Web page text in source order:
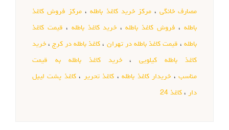
مصارف خانگی ،مرکز خرید کاغذ باطله، مرکز فروش کاغذ
باطله، فروش کاغذ باطله، خرید کاغذ باطله ، قیمت کاغذ
باطله، قیمت کاغذ باطله در تهران ، کاغذ باطله در کرج، خرید
کاغذ باطله کیلویی،خرید کاغذ باطله به قیمت
مناسب، خریدار کاغذ باطله، کاغذ تحریر ،کاغذ پشت لیبل
دار ، کاغذ 24